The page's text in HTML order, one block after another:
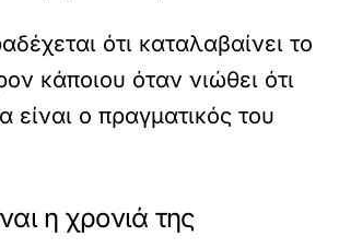
ότι καταλαβαίνει το
κάποιου όταν νιώθει ότι
είναι ο πραγματικός του
η χρονιά της